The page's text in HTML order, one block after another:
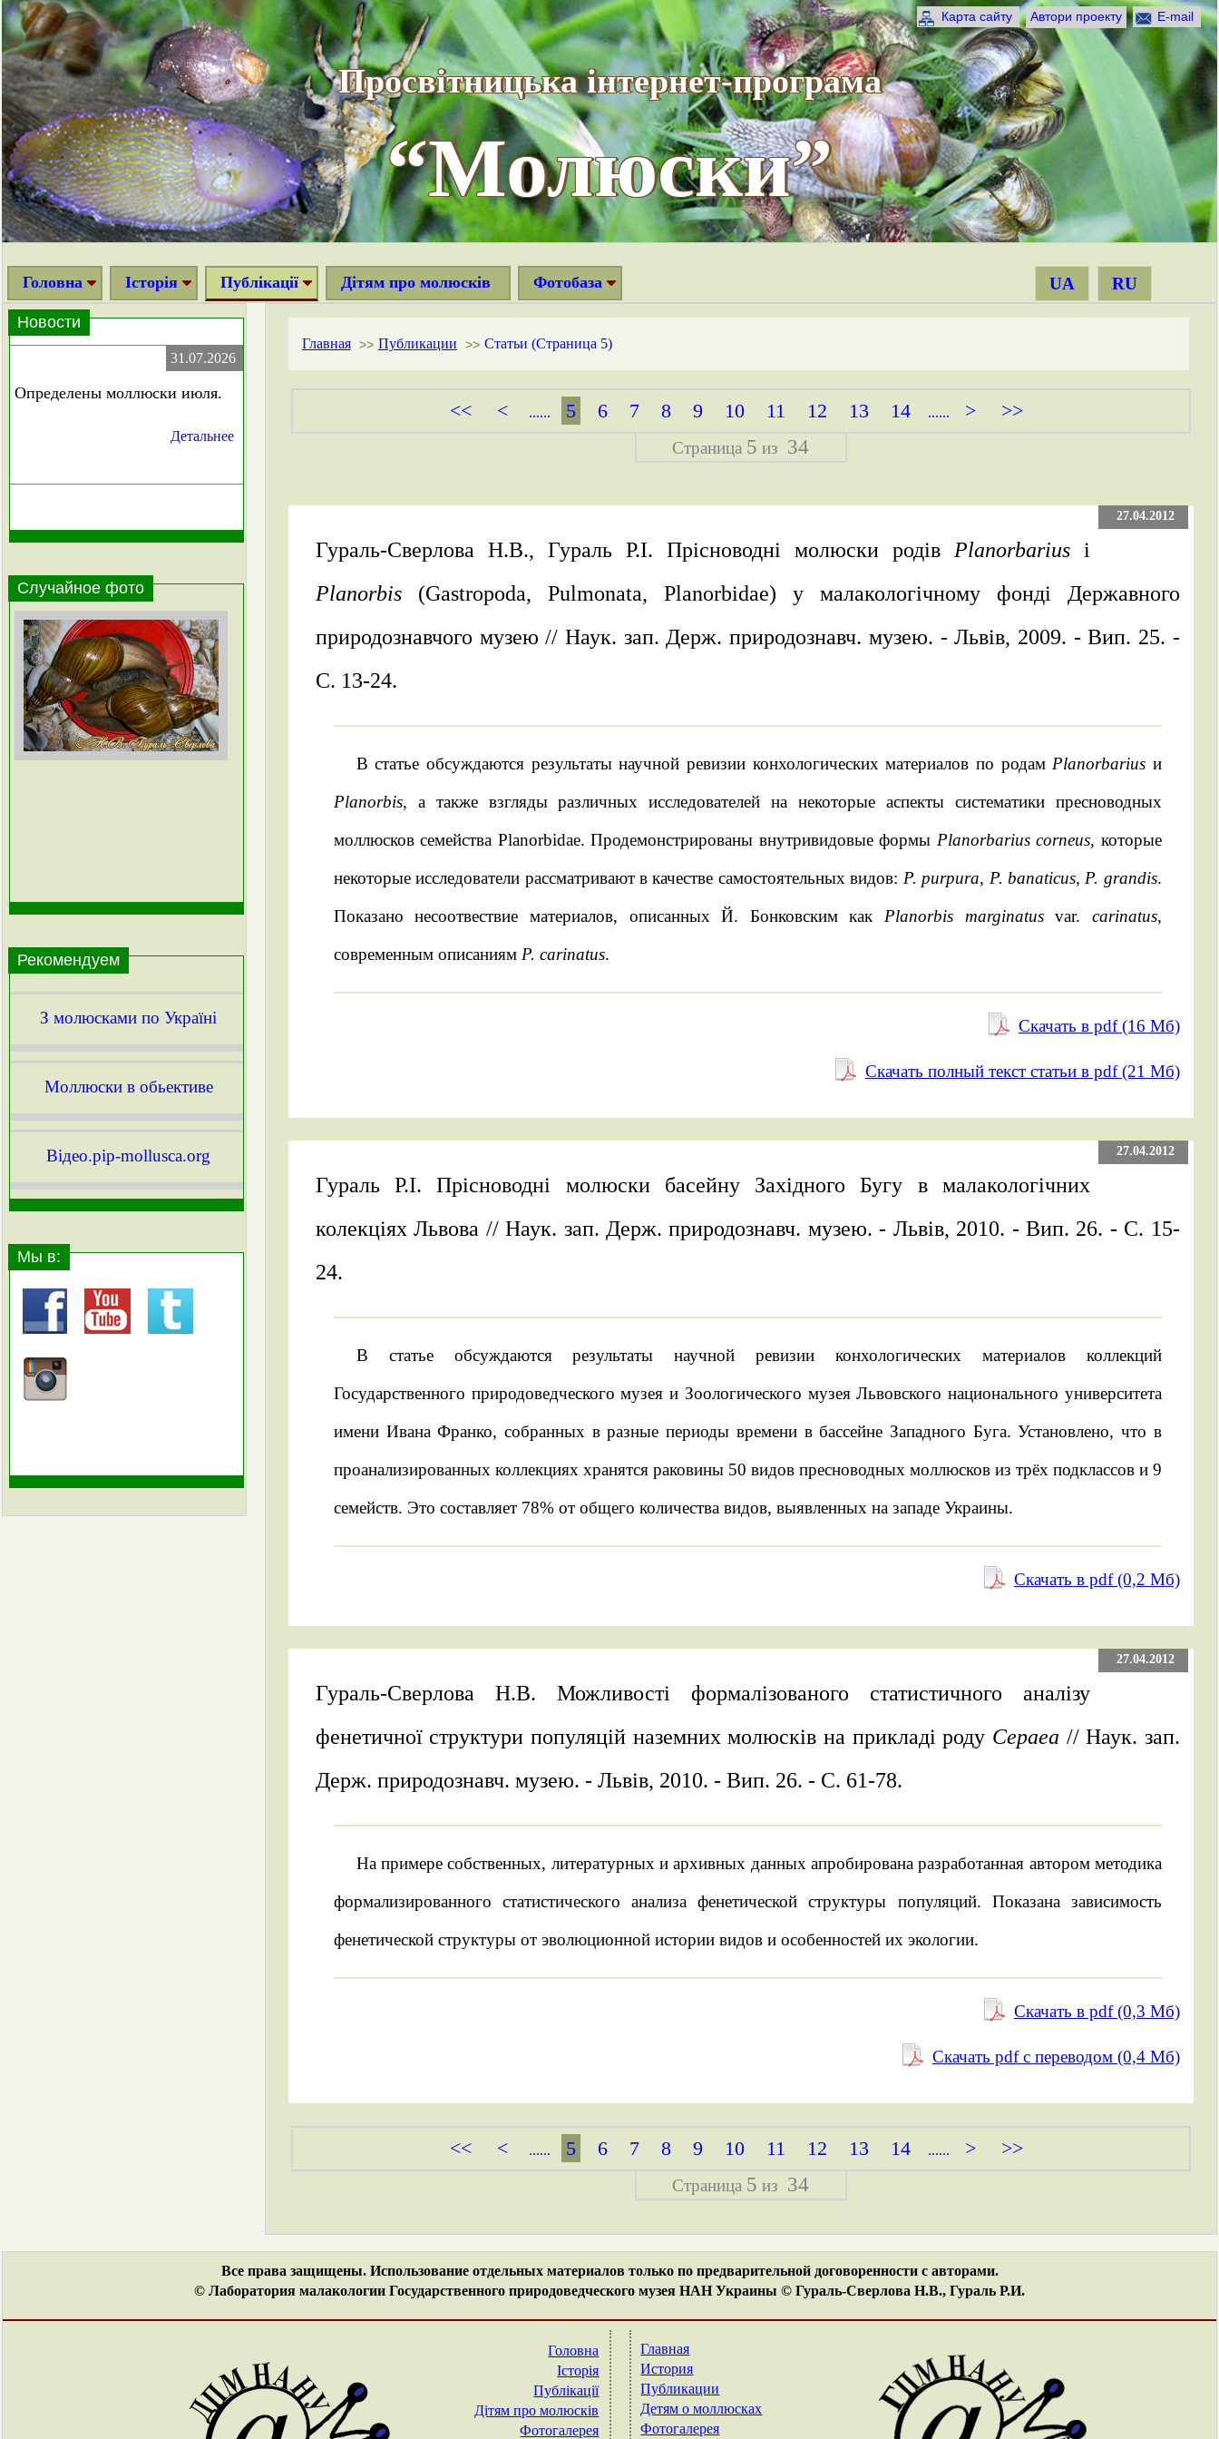
Карта сайту Автори проекту E-mail
Просвітницька інтернет-програма
“Молюски”
Головна Історія Публікації Дітям про молюсків Фотобаза UA RU
Новости
31.07.2026
Определены моллюски июля.
Детальнее
Случайное фото
Рекомендуем
З молюсками по Україні
Моллюски в обьективе
Вiдео.pip-mollusca.org
Мы в:
Главная >> Публикации >> Статьи (Страница 5)
<< < ...... 5 6 7 8 9 10 11 12 13 14 ...... > >>
Страница 5 из 34
27.04.2012
Гураль-Сверлова Н.В., Гураль Р.І. Прісноводні молюски родів Planorbariusі
Planorbis(Gastropoda, Pulmonata, Planorbidae) у малакологічному фонді Державного
природознавчого музею // Наук. зап. Держ. природознавч. музею. - Львів, 2009. - Вип. 25. -
С. 13-24.
В статье обсуждаются результаты научной ревизии конхологических материалов по родам Planorbarius и
Planorbis, а также взгляды различных исследователей на некоторые аспекты систематики пресноводных
моллюсков семейства Planorbidae. Продемонстрированы внутривидовые формы Planorbarius corneus, которые
некоторые исследователи рассматривают в качестве самостоятельных видов: P. purpura, P. banaticus, P. grandis.
Показано несоотвествие материалов, описанных Й. Бонковским как Planorbis marginatusvar. carinatus,
современным описаниям P. carinatus.
Скачать в pdf (16 Mб)
Скачать полный текст статьи в pdf (21 Mб)
27.04.2012
Гураль Р.І. Прісноводні молюски басейну Західного Бугу в малакологічних
колекціях Львова // Наук. зап. Держ. природознавч. музею. - Львів, 2010. - Вип. 26. - С. 15-
24.
В статье обсуждаются результаты научной ревизии конхологических материалов коллекций
Государственного природоведческого музея и Зоологического музея Львовского национального университета
имени Ивана Франко, собранных в разные периоды времени в бассейне Западного Буга. Установлено, что в
проанализированных коллекциях хранятся раковины 50 видов пресноводных моллюсков из трёх подклассов и 9
семейств. Это составляет 78% от общего количества видов, выявленных на западе Украины.
Скачать в pdf (0,2 Mб)
27.04.2012
Гураль-Сверлова Н.В. Можливості формалізованого статистичного аналізу
фенетичної структури популяцій наземних молюсків на прикладі роду Cepaea // Наук. зап.
Держ. природознавч. музею. - Львів, 2010. - Вип. 26. - С. 61-78.
На примере собственных, литературных и архивных данных апробирована разработанная автором методика
формализированного статистического анализа фенетической структуры популяций. Показана зависимость
фенетической структуры от эволюционной истории видов и особенностей их экологии.
Скачать в pdf (0,3 Mб)
Скачать pdf с переводом (0,4 Mб)
<< < ...... 5 6 7 8 9 10 11 12 13 14 ...... > >>
Страница 5 из 34
Все права защищены. Использование отдельных материалов только по предварительной договоренности с авторами.
© Лаборатория малакологии Государственного природоведческого музея НАН Украины © Гураль-Сверлова Н.В., Гураль Р.И.
Головна
Історія
Публікації
Дітям про молюсків
Фотогалерея
Главная
История
Публикации
Детям о моллюсках
Фотогалерея